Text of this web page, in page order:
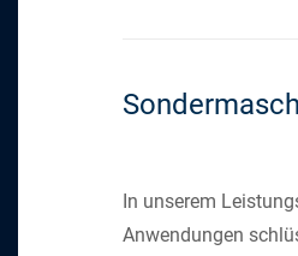
In unserem
Anwendungen